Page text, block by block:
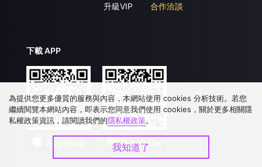
升級VIP
合作洽談
下載 APP
為提供您更多優質的服務與內容，本網站使用 cookies 分析技術。若您
繼續閱覽本網站內容，即表示您同意我們使用 cookies，關於更多相關隱
私權政策資訊，請閱讀我們的隱私權政策。
我知道了